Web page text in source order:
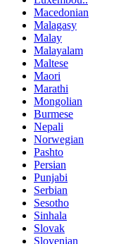
Macedonian
Malagasy
Malay
Malayalam
Maltese
Maori
Marathi
Mongolian
Burmese
Nepali
Norwegian
Pashto
Persian
Punjabi
Serbian
Sesotho
Sinhala
Slovak
Slovenian